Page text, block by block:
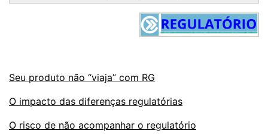
Seu produto não “viaja” com RG
O impacto das diferenças regulatórias
O risco de não acompanhar o regulatório